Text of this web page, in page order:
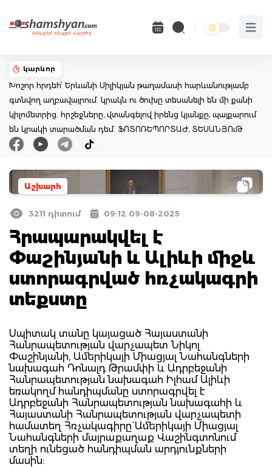
Open
կարևոր
Խոշոր հրդեհ՝ Երևանի Սիլիկյան թաղամասի հարևանությամբ
գտնվող աղբավայրում. կրակն ու ծուխը տեսանելի են մի քանի
կիլոմետրից. հրշեջները, վտանգելով իրենց կյանքը, պայքարում
են կրակի տարածման դեմ. ՖՈՏՈՌԵՊՈՐՏԱԺ, ՏԵՍԱՆՅՈւԹ
Աշխարհ
3211 դիտում 09:12 09-08-2025
Հրապարակվել է
Փաշինյանի և Ալիևի միջև
ստորագրված հռչակագրի
տեքստը
Սպիտակ տանը կայացած Հայաստանի
Հանրապետության վարչապետ Նիկոլ
Փաշինյանի, Ամերիկայի Միացյալ Նահանգների
նախագահ Դոնալդ Թրամփի և Ադրբեջանի
Հանրապետության նախագահ Իլհամ Ալիևի
եռակողմ հանդիպմանը ստորագրվել է
Ադրբեջանի Հանրապետության նախագահի և
Հայաստանի Հանրապետության վարչապետի
համատեղ Հռչակագիրը` Ամերիկայի Միացյալ
Նահանգների մայրաքաղաք Վաշինգտոնում
տեղի ունեցած հանդիպման արդյունքների
մասին: